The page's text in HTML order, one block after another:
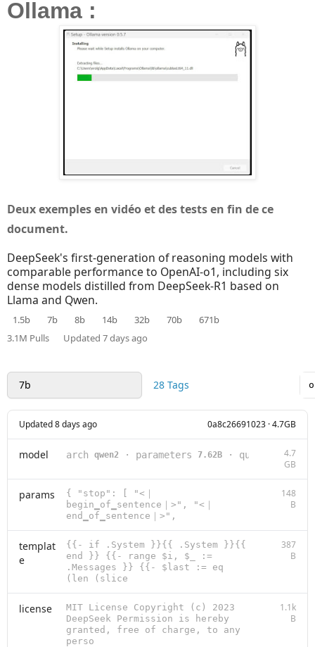
Ollama :
Deux exemples en vidéo et des tests en fin de ce
document.
DeepSeek's first-generation of reasoning models with
comparable performance to OpenAI-o1, including six
dense models distilled from DeepSeek-R1 based on
Llama and Qwen.
1.5b 7b 8b 14b 32b 70b
671b
3.1M Pulls Updated 7 days ago
7b 28 Tags
Updated 8 days ago 0a8c26691023 · 4.7GB
model arch qwen2 · parameters 7.62B · quantization
4.7
GB
params
{ "stop": [ "<｜
begin▁of▁sentence｜>", "<｜
end▁of▁sentence｜>",
148
B
templat
e
{{- if .System }}{{ .System }}{{
end }} {{- range $i, $_ :=
.Messages }} {{- $last := eq
(len (slice
387
B
license
MIT License Copyright (c) 2023
DeepSeek Permission is hereby
granted, free of charge, to any
perso
1.1k
B